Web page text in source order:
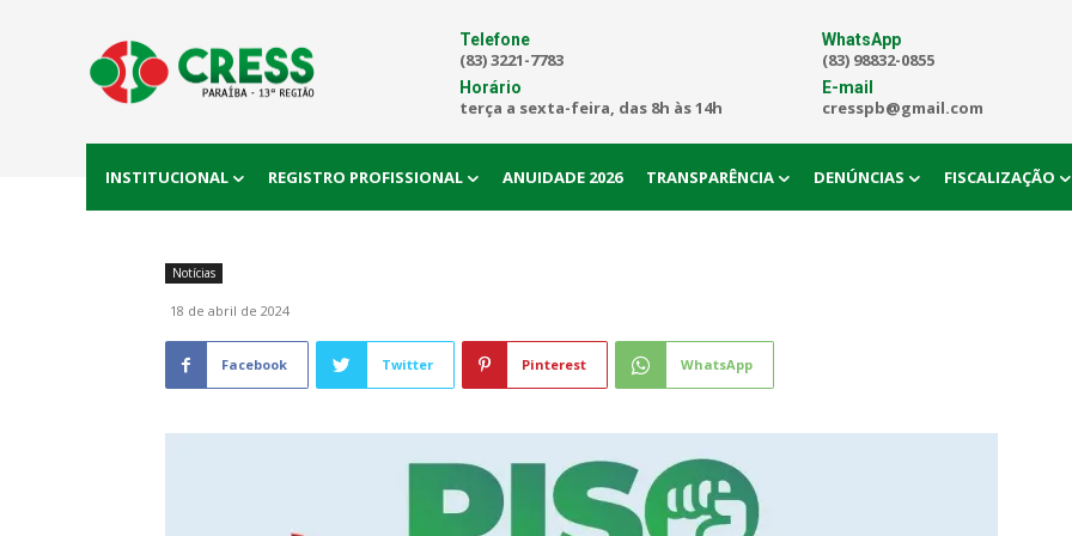
Telefone
(83) 3221-7783
Horário
terça a sexta-feira, das 8h às 14h
WhatsApp
(83) 98832-0855
E-mail
cresspb@gmail.com
INSTITUCIONAL REGISTRO PROFISSIONAL ANUIDADE 2026 TRANSPARÊNCIA DENÚNCIAS FISCALIZAÇÃO
Notícias
18 de abril de 2024
Facebook Twitter Pinterest WhatsApp